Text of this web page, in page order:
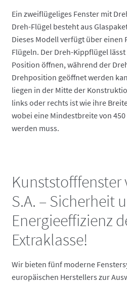
Ein zweiflügeliges Fenster mit
Dreh-Flügel besteht aus
Dieses Modell verfügt über einen
Flügeln. Der Dreh-Kippflügel
Position öffnen, während der
Drehposition geöffnet werden
liegen in der Mitte der
links oder rechts ist wie ihre
wobei eine Mindestbreite von
werden muss.
Kunststofffenster
S.A. – Sicherheit
Energieeffizienz
Extraklasse!
Wir bieten fünf moderne
europäischen Herstellers zur